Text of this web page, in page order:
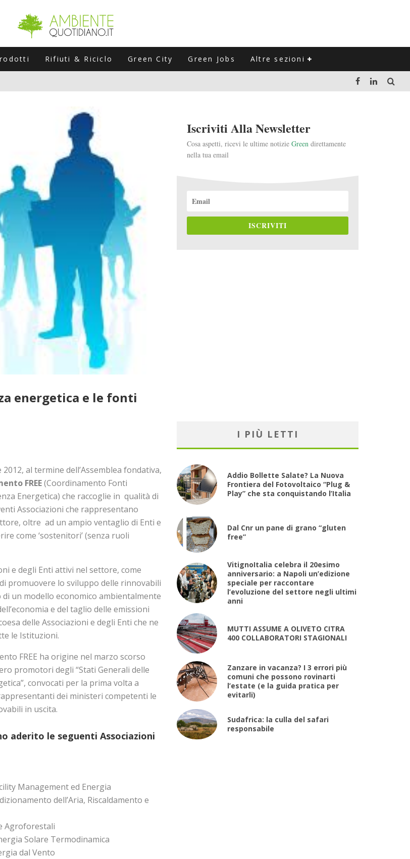
Rifiuti & Riciclo Green City Green Jobs Altre sezioni
ROVINARTI L’ESTATE (E LA GUIDA PRATICA PER EVITARLI)
"PLUG & PLAY" CHE STA CONQUISTANDO L'ITALIA
energetica e le fonti
al termine dell’Assemblea fondativa,
FREE(Coordinamento Fonti
Energetica) che raccoglie in qualità di
Associazioni che rappresentano
oltre ad un ampio ventaglio di Enti e
come ‘sostenitori’ (senza ruoli
e degli Enti attivi nel settore, come
promuovere lo sviluppo delle rinnovabili
un modello economico ambientalmente
e del taglio delle emissioni
delle Associazioni e degli Enti che ne
le Istituzioni.
FREE ha origine nel marzo scorso
promotori degli “Stati Generali delle
convocati per la prima volta a
dei ministeri competenti le
in uscita.
aderito le seguenti Associazioni
Management ed Energia
dell’Aria, Riscaldamento e
Agroforestali
Solare Termodinamica
dal Vento
Iscriviti Alla Newsletter
Cosa aspetti, ricevi le ultime notizie Green direttamente
nella tua email
ISCRIVITI
I PIÙ LETTI
Addio Bollette Salate? La Nuova
Frontiera del Fotovoltaico “Plug &
Play” che sta conquistando l’Italia
Dal Cnr un pane di grano “gluten
free”
VitignoItalia celebra il 20esimo
anniversario: a Napoli un’edizione
speciale per raccontare
l’evoluzione del settore negli ultimi
anni
MUTTI ASSUME A OLIVETO CITRA
400 COLLABORATORI STAGIONALI
Zanzare in vacanza? I 3 errori più
comuni che possono rovinarti
l’estate (e la guida pratica per
evitarli)
Sudafrica: la culla del safari
responsabile